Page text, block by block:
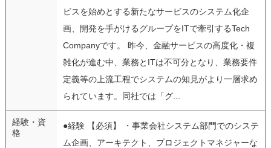
ビスを始めとする新たなサービスのシステム化企
画、開発を手がけるグループをITで牽引するTech
Companyです。 昨今、金融サービスの高度化・複
雑化が進む中、業務とITは不可分となり、業務要件
定義等の上流工程でシステムの知見がより一層求め
られています。同社では「グ...
経験・資
格
●経験 【必須】 ・事業会社システム部門でのシステ
ム企画、アーキテクト、プロジェクトマネジャーな